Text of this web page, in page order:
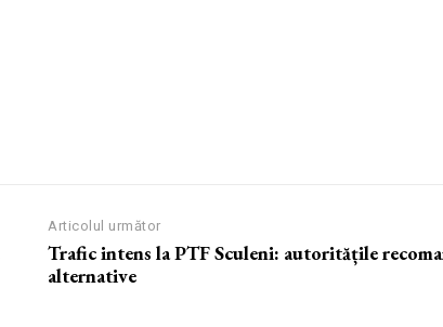
Articolul următor
Trafic intens la PTF Sculeni: autoritățile
alternative